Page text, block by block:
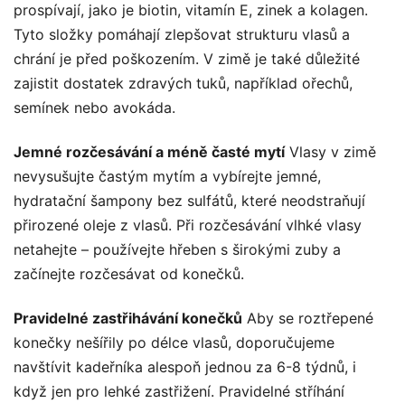
prospívají, jako je biotin, vitamín E, zinek a kolagen.
Tyto složky pomáhají zlepšovat strukturu vlasů a
chrání je před poškozením. V zimě je také důležité
zajistit dostatek zdravých tuků, například ořechů,
semínek nebo avokáda.
Jemné rozčesávání a méně časté mytíVlasy v zimě
nevysušujte častým mytím a vybírejte jemné,
hydratační šampony bez sulfátů, které neodstraňují
přirozené oleje z vlasů. Při rozčesávání vlhké vlasy
netahejte – používejte hřeben s širokými zuby a
začínejte rozčesávat od konečků.
Pravidelné zastřihávání konečků Aby se roztřepené
konečky nešířily po délce vlasů, doporučujeme
navštívit kadeřníka alespoň jednou za 6-8 týdnů, i
když jen pro lehké zastřižení. Pravidelné stříhání